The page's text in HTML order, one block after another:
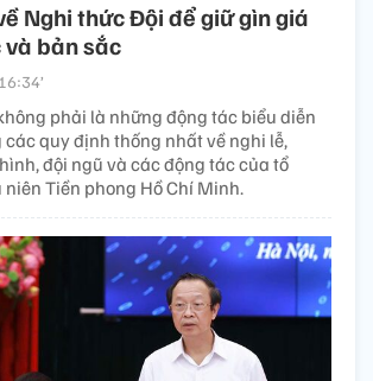
Nghi thức Đội để giữ gìn giá
bản sắc
phải là những động tác biểu diễn
các quy định thống nhất về nghi lễ,
đội ngũ và các động tác của tổ
Tiền phong Hồ Chí Minh.